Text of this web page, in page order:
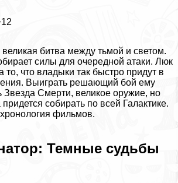
великая битва между тьмой и светом.
силы для очередной атаки. Люк
то, что владыки так быстро придут в
Выиграть решающий бой ему
Звезда Cмepти, великое оружие, но
собирать по всей Галактике.
фильмов.
Темные судьбы